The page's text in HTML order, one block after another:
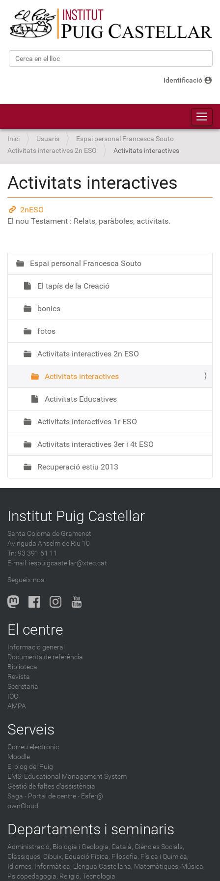
Cerca
Identificació account_circle
Inici Usuaris
Espai personal Francesca Souto
Activitats interactives 2n ESO
Activitats interactives
Activitats interactives
2nESO
El nou Testament : Relats, paràboles, activitats.
N
a
e
a
Espai personal Francesca Souto
El tapís de la Creació
bonics
fotos
Activitats interactives 2n ESO
Activitats interactives
Activitats Educatives
Activitats interactives 1r ESO
Activitats interactives 3er i 4t ESO
Recuperació estiu 2013
Institut Puig Castellar
Santa Coloma de Gramenet
Avinguda Anselm de Riu 10
Tn: 93 391 61 11
E-mail: iespuigcastellar@xtec.cat
Segueix-nos:
El centre
Informació general
Documents de referència
Biblioteca
Revista
Secretaria
IOC
AMPA
Serveis
Correu electrònic
Moodle
El blog del Puig
EMS: Educational Management System
Gestió de faltes d'assistència
Saga - Portal de centre - Esfer@
ownCloud
Departaments i seminaris
Administració, Biologia i Geologia, Català, Ciències Socials,
Clàssiques, Dibuix, Eduació Física, Filosofia, Física i Química,
Idiomes, Informàtica, Llengua Castellana, Matemàtiques, Música,
Psicopedagogia, Religió, Tecnologia